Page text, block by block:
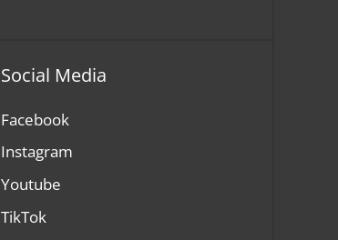
Social Media
Facebook
Instagram
Youtube
TikTok